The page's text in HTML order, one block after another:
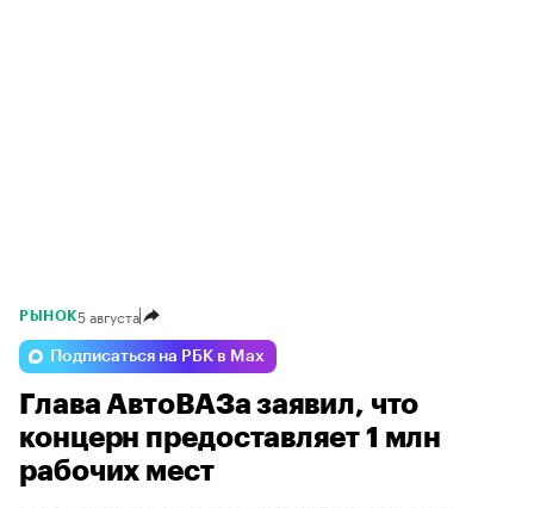
РЫНОК5 августа
Подписаться на РБК в Max
Глава АвтоВАЗа заявил, что
концерн предоставляет 1 млн
рабочих мест